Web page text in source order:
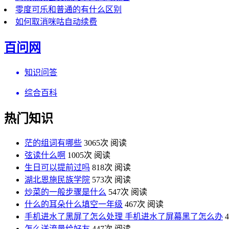
零度可乐和普通的有什么区别
如何取消咪咕自动续费
百问网
知识问答
综合百科
热门知识
茫的组词有哪些 3065次 阅读
弦读什么啊 1005次 阅读
生日可以提前过吗 818次 阅读
湖北恩施民族学院 573次 阅读
炒菜的一般步骤是什么 547次 阅读
什么的耳朵什么填空一年级 467次 阅读
手机进水了黑屏了怎么处理 手机进水了屏幕黑了怎么办